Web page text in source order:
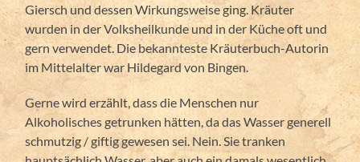
Giersch und dessen Wirkungsweise ging. Kräuter
wurden in der Volksheilkunde und in der Küche oft und
gern verwendet. Die bekannteste Kräuterbuch-Autorin
im Mittelalter war Hildegard von Bingen.
Gerne wird erzählt, dass die Menschen nur
Alkoholisches getrunken hätten, da das Wasser generell
schmutzig / giftig gewesen sei. Nein. Sie tranken